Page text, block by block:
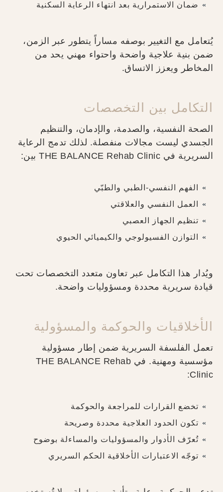
ضمان الاستمرارية بعد انتهاء الرعاية السكنية
يُتعامل مع التغيير بوصفه مساراً يتطور عبر الزمن،
ضمن بنية علاجية واضحة واحتواء مهني يحد من
المخاطر ويعزز الاتساق.
التكامل بين التخصصات
الصحة النفسية، والصدمة، والإدمان، والتنظيم
الجسدي ليست مجالات منفصلة. لذلك تدمج الرعاية
السريرية في THE BALANCE Rehab Clinic بين:
الفهم النفسي-الطبي والطبّي
العمل النفسي والعلاقتي
تنظيم الجهاز العصبي
التوازن الفسيولوجي والكيميائي الحيوي
ويُدار هذا التكامل عبر تعاون متعدد التخصصات تحت
قيادة سريرية محددة ومسؤوليات واضحة.
الأخلاقيات والحوكمة والمسؤولية
تعمل الفلسفة السريرية ضمن إطار مسؤولية
مؤسسية ومهنية. في THE BALANCE Rehab
Clinic:
تخضع القرارات للمراجعة والحوكمة
تكون الحدود العلاجية محددة وصريحة
تُعرّف الأدوار والمسؤوليات والمساءلة بوضوح
توجّه الاعتبارات الأخلاقية الحكم السريري